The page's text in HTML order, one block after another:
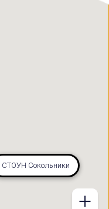
СТОУН Сокольники